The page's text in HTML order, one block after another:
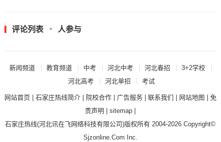
评论列表 人参与
新闻频道 教育频道 中考 河北中考 河北春招
3+2学校
河北高考
河北单招 考试
网站首页| 石家庄热线简介| 院校合作| 广告服务| 联系我们 网站地图
免
责声明
|sitemap
石家庄热线(河北讯在飞网络科技有限公司)版权所有 2004-2026 Copyright©
Sjzonline.Com Inc.